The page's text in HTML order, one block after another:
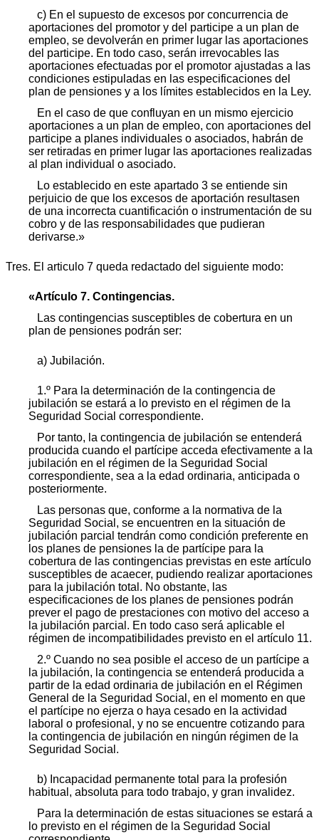
c) En el supuesto de excesos por concurrencia de
aportaciones del promotor y del participe a un plan de
empleo, se devolverán en primer lugar las aportaciones
del participe. En todo caso, serán irrevocables las
aportaciones efectuadas por el promotor ajustadas a las
condiciones estipuladas en las especificaciones del
plan de pensiones y a los límites establecidos en la Ley.
En el caso de que confluyan en un mismo ejercicio
aportaciones a un plan de empleo, con aportaciones del
participe a planes individuales o asociados, habrán de
ser retiradas en primer lugar las aportaciones realizadas
al plan individual o asociado.
Lo establecido en este apartado 3 se entiende sin
perjuicio de que los excesos de aportación resultasen
de una incorrecta cuantificación o instrumentación de su
cobro y de las responsabilidades que pudieran
derivarse.»
Tres. El articulo 7 queda redactado del siguiente modo:
«Artículo 7. Contingencias.
Las contingencias susceptibles de cobertura en un
plan de pensiones podrán ser:
a) Jubilación.
1.º Para la determinación de la contingencia de
jubilación se estará a lo previsto en el régimen de la
Seguridad Social correspondiente.
Por tanto, la contingencia de jubilación se entenderá
producida cuando el partícipe acceda efectivamente a la
jubilación en el régimen de la Seguridad Social
correspondiente, sea a la edad ordinaria, anticipada o
posteriormente.
Las personas que, conforme a la normativa de la
Seguridad Social, se encuentren en la situación de
jubilación parcial tendrán como condición preferente en
los planes de pensiones la de partícipe para la
cobertura de las contingencias previstas en este artículo
susceptibles de acaecer, pudiendo realizar aportaciones
para la jubilación total. No obstante, las
especificaciones de los planes de pensiones podrán
prever el pago de prestaciones con motivo del acceso a
la jubilación parcial. En todo caso será aplicable el
régimen de incompatibilidades previsto en el artículo 11.
2.º Cuando no sea posible el acceso de un partícipe a
la jubilación, la contingencia se entenderá producida a
partir de la edad ordinaria de jubilación en el Régimen
General de la Seguridad Social, en el momento en que
el partícipe no ejerza o haya cesado en la actividad
laboral o profesional, y no se encuentre cotizando para
la contingencia de jubilación en ningún régimen de la
Seguridad Social.
b) Incapacidad permanente total para la profesión
habitual, absoluta para todo trabajo, y gran invalidez.
Para la determinación de estas situaciones se estará a
lo previsto en el régimen de la Seguridad Social